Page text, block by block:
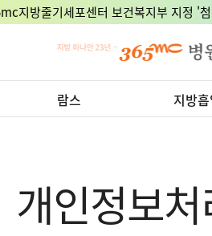
8월 15일 광복절, 정상진료 지
람스 지방흡
개인정보